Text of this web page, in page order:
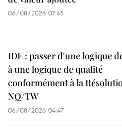
06/08/2026 07:45
IDE : passer d'une logique
à une logique de qualité
conformément à la
NQ/TW
06/08/2026 04:47